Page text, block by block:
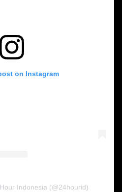
on Instagram
Indonesia (@24hourid)